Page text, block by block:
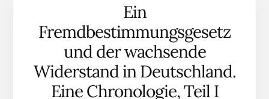
Ein
Fremdbestimmungsgesetz
und der wachsende
Widerstand in Deutschland.
Eine Chronologie, Teil I